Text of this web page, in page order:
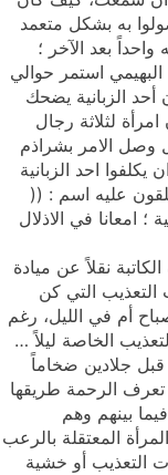
به بشكل متعمد
بعد الآخر ؛
استمر حوالي
الزبانية يضحك
لثلاثة رجال
الامر بشراذم
احد الزبانية
عليه اسم : ((
في الاذلال
نقلاً عن ميادة
التي كن
أم في الليل، رغم
الخاصة ليلاً …
جلادين ضخاماً
الرحمة طريقها
بينهم وهم
المعتقلة بالرعب
أو خشية